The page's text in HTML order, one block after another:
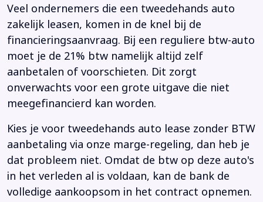
Veel ondernemers die een tweedehands auto
zakelijk leasen, komen in de knel bij de
financieringsaanvraag. Bij een reguliere btw-auto
moet je de 21% btw namelijk altijd zelf
aanbetalen of voorschieten. Dit zorgt
onverwachts voor een grote uitgave die niet
meegefinancierd kan worden.
Kies je voor tweedehands auto lease zonder BTW
aanbetaling via onze marge-regeling, dan heb je
dat probleem niet. Omdat de btw op deze auto's
in het verleden al is voldaan, kan de bank de
volledige aankoopsom in het contract opnemen.